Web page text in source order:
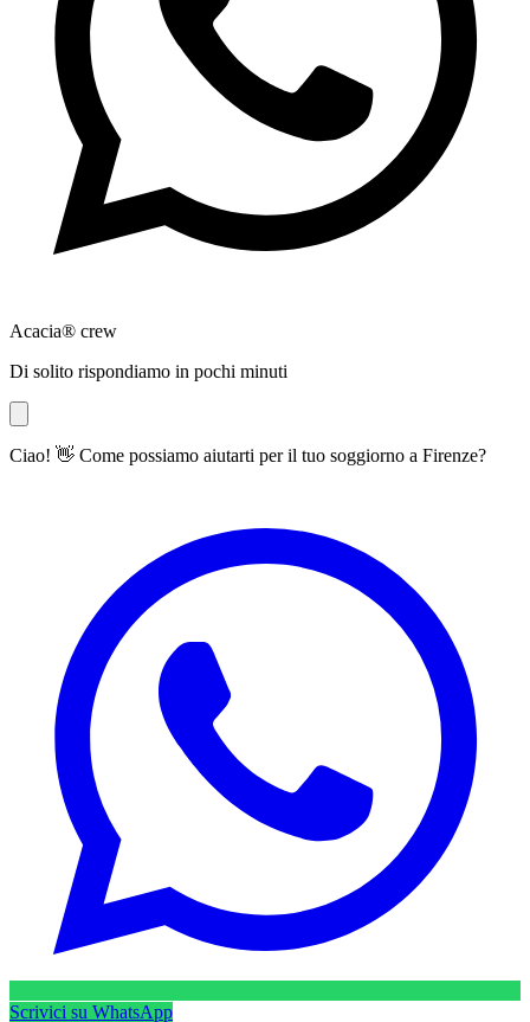
Acacia® crew
Di solito rispondiamo in pochi minuti
Ciao! 👋 Come possiamo aiutarti per il tuo soggiorno a Firenze?
Scrivici su WhatsApp